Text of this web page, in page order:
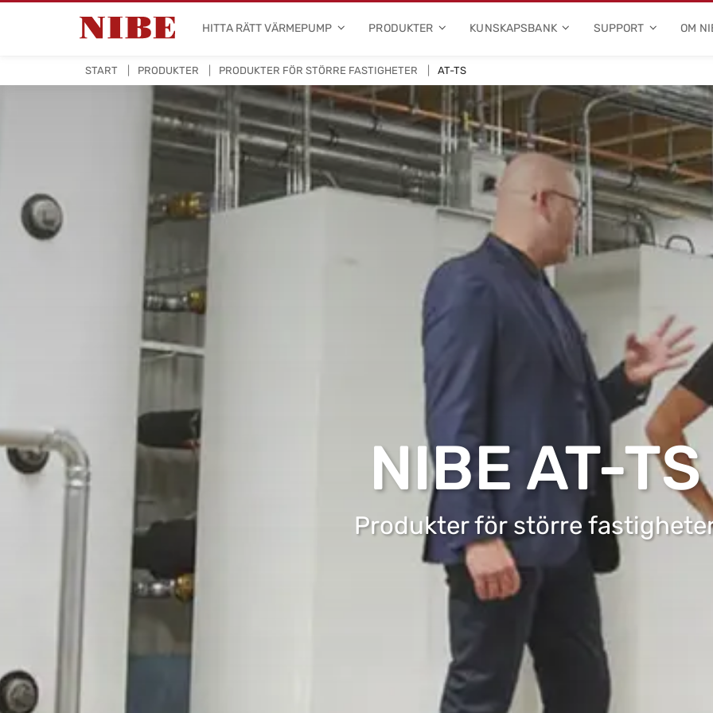
HITTA RÄTT VÄRMEPUMP PRODUKTER KUNSKAPSBANK SUPPORT OM
START PRODUKTER PRODUKTER FÖR STÖRRE FASTIGHETER AT-TS
NIBE AT-TS
Produkter för större